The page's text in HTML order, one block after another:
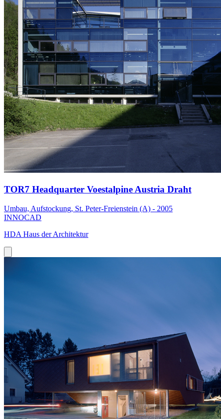
TOR7 Headquarter Voestalpine Austria Draht
Umbau, Aufstockung, St. Peter-Freienstein (A) - 2005
INNOCAD
HDA Haus der Architektur